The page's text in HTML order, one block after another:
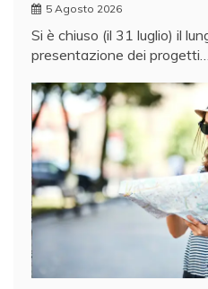
5 Agosto 2026
Si è chiuso (il 31 luglio) il
presentazione dei progetti…